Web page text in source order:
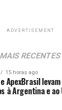
ADVERTISEMENT
MAIS RECENTES
15 horas ago
ApexBrasil
à Argentina e ao